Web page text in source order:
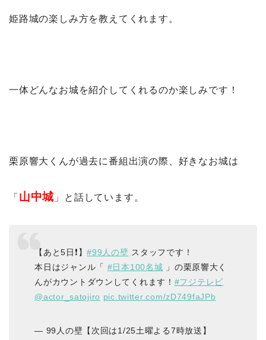
姫路城の楽しみ方を教えてくれます。
一体どんなお城を紹介してくれるのか楽しみです！
栗原響大くんが過去に番組出演の際、好きなお城は
「 山中城 」と話しています。
【あと5日❗️】#99人の壁 スタッフです！
本日はジャンル「 #日本100名城 」の栗原響大く
んがカウントダウンしてくれます！ #フジテレビ
@actor_satojiro pic.twitter.com/zD749faJPb
— 99人の壁【次回は1/25土曜よる7時放送】